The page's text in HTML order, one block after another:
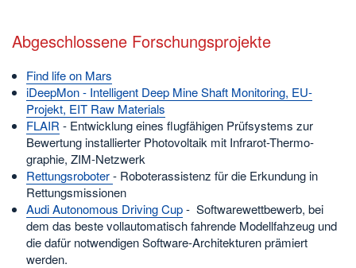
Abgeschlossene Forschungsprojekte
Find life on Mars
iDeepMon - Intelligent Deep Mine Shaft Monitoring, EU-
Projekt, EIT Raw Materials
FLAIR - Entwicklung eines flugfähigen Prüfs­ystems zur
Bewertung installierter Photovoltaik mit Infrarot-Thermo­
graphie, ZIM-Netzwerk
Rettungsroboter- Roboterassistenz für die Erkundung in
Rettungsmissionen
Audi Autonomous Driving Cup- Softwarewettbewerb, bei
dem das beste vollautomatisch fahrende Modellfahzeug und
die dafür notwendigen Software-Architekturen prämiert
werden.